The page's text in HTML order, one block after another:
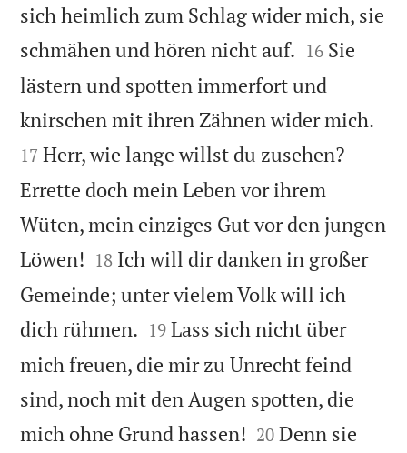
sich heimlich zum Schlag wider mich, sie
schmähen und hören nicht auf. 

16 Sie
lästern und spotten immerfort und
knirschen mit ihren Zähnen wider mich.
17 Herr, wie lange willst du zusehen?
Errette doch mein Leben vor ihrem
Wüten, mein einziges Gut vor den jungen
Löwen! 

18 Ich will dir danken in großer
Gemeinde; unter vielem Volk will ich
dich rühmen. 

19 Lass sich nicht über
mich freuen, die mir zu Unrecht feind
sind, noch mit den Augen spotten, die
mich ohne Grund hassen! 

20 Denn sie